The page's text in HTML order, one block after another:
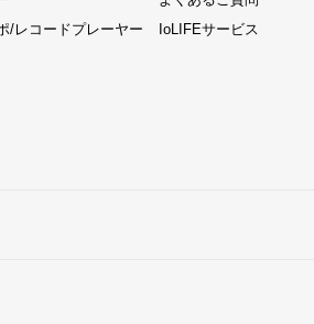
/レコードプレーヤー
IoLIFEサービス